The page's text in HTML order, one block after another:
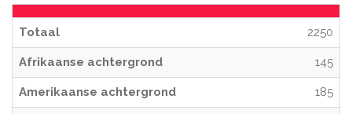
Totaal 2250
Afrikaanse achtergrond 145
Amerikaanse achtergrond 185